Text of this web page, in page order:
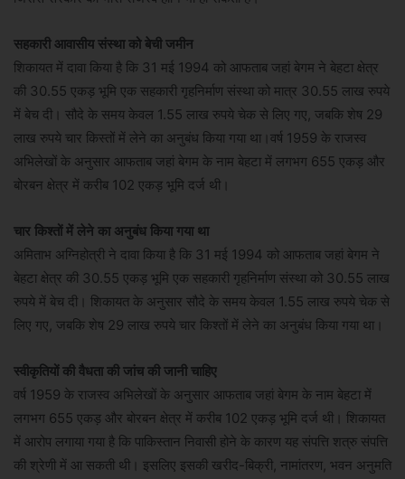
सहकारी आवासीय संस्था को बेची जमीन
शिकायत में दावा किया है कि 31 मई 1994 को आफताब जहां बेगम ने बेहटा क्षेत्र
की 30.55 एकड़ भूमि एक सहकारी गृहनिर्माण संस्था को मात्र 30.55 लाख रुपये
में बेच दी। सौदे के समय केवल 1.55 लाख रुपये चेक से लिए गए, जबकि शेष 29
लाख रुपये चार किस्तों में लेने का अनुबंध किया गया था।वर्ष 1959 के राजस्व
अभिलेखों के अनुसार आफताब जहां बेगम के नाम बेहटा में लगभग 655 एकड़ और
बोरबन क्षेत्र में करीब 102 एकड़ भूमि दर्ज थी।
चार किश्तों में लेने का अनुबंध किया गया था
अमिताभ अग्निहोत्री ने दावा किया है कि 31 मई 1994 को आफताब जहां बेगम ने
बेहटा क्षेत्र की 30.55 एकड़ भूमि एक सहकारी गृहनिर्माण संस्था को 30.55 लाख
रुपये में बेच दी। शिकायत के अनुसार सौदे के समय केवल 1.55 लाख रुपये चेक से
लिए गए, जबकि शेष 29 लाख रुपये चार किश्तों में लेने का अनुबंध किया गया था।
स्वीकृतियों की वैधता की जांच की जानी चाहिए
वर्ष 1959 के राजस्व अभिलेखों के अनुसार आफताब जहां बेगम के नाम बेहटा में
लगभग 655 एकड़ और बोरबन क्षेत्र में करीब 102 एकड़ भूमि दर्ज थी। शिकायत
में आरोप लगाया गया है कि पाकिस्तान निवासी होने के कारण यह संपत्ति शत्रु संपत्ति
की श्रेणी में आ सकती थी। इसलिए इसकी खरीद-बिक्री, नामांतरण, भवन अनुमति